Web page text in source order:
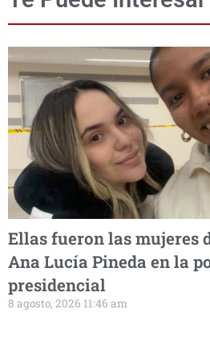
Ellas fueron las mujeres
Ana Lucía Pineda en la
presidencial
8 agosto, 2026 11:46 am